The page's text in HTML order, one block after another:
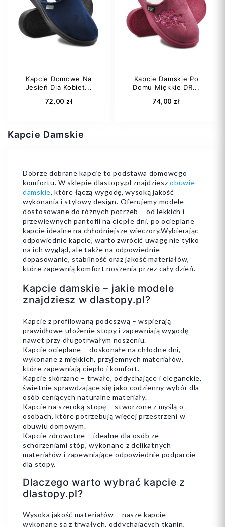
Kapcie Damskie
Dobrze dobrane kapcie to podstawa domowego
komfortu. W sklepie dlastopy.pl znajdzieszobuwie
damskie, które łączą wygodę, wysoką jakość
wykonania i stylowy design. Oferujemy modele
dostosowane do różnych potrzeb – od lekkich i
przewiewnych pantofli na ciepłe dni, po ocieplane
kapcie idealne na chłodniejsze wieczory.Wybierając
odpowiednie kapcie, warto zwrócić uwagę nie tylko
na ich wygląd, ale także na odpowiednie
dopasowanie, stabilność oraz jakość materiałów,
które zapewnią komfort noszenia przez cały dzień.
Kapcie damskie – jakie modele
znajdziesz w dlastopy.pl?
Kapcie z profilowaną podeszwą – wspierają
prawidłowe ułożenie stopy i zapewniają wygodę
nawet przy długotrwałym noszeniu.
Kapcie ocieplane – doskonałe na chłodne dni,
wykonane z miękkich, przyjemnych materiałów,
które zapewniają ciepło i komfort.
Kapcie skórzane – trwałe, oddychające i eleganckie,
świetnie sprawdzające się jako codzienny wybór dla
osób ceniących naturalne materiały.
Kapcie na szeroką stopę – stworzone z myślą o
osobach, które potrzebują więcej przestrzeni w
obuwiu domowym.
Kapcie zdrowotne – idealne dla osób ze
schorzeniami stóp, wykonane z delikatnych
materiałów i zapewniające odpowiednie podparcie
dla stopy.
Dlaczego warto wybrać kapcie z
dlastopy.pl?
Wysoka jakość materiałów – nasze kapcie
wykonane są z trwałych, oddychających tkanin,
35 37
Dodaj do koszyka
35
Dodaj do koszyka
Kapcie Domowe Na
Jesień Dla Kobiet...
72,00 zł
36 37
38
39
40 +1
Dodaj do koszyka
Kapcie Damskie Po
Domu Miękkie DR...
74,00 zł
36 38
39
40
41
Dodaj do koszyka